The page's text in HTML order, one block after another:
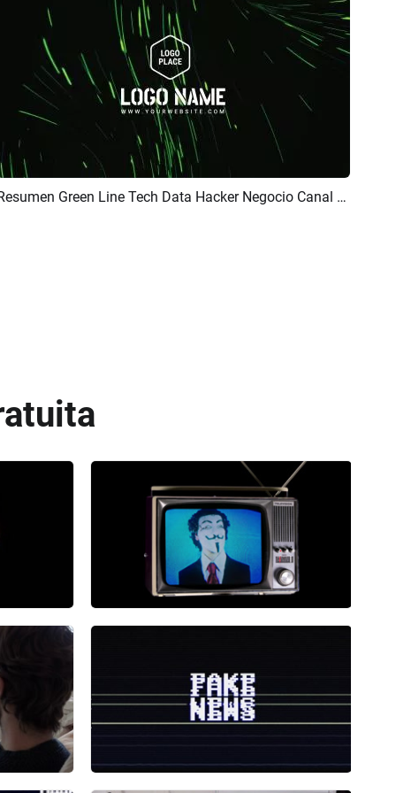
Previsualizar Personalizar Resumen Green Line Tech Data Hacker Negocio Canal De Youtube Logo Introducción